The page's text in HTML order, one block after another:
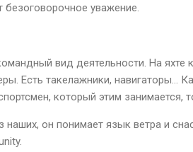
уважение.
вид деятельности. На яхте
Есть такелажники, навигаторы…
который этим занимается,
наших, он понимает язык ветра и